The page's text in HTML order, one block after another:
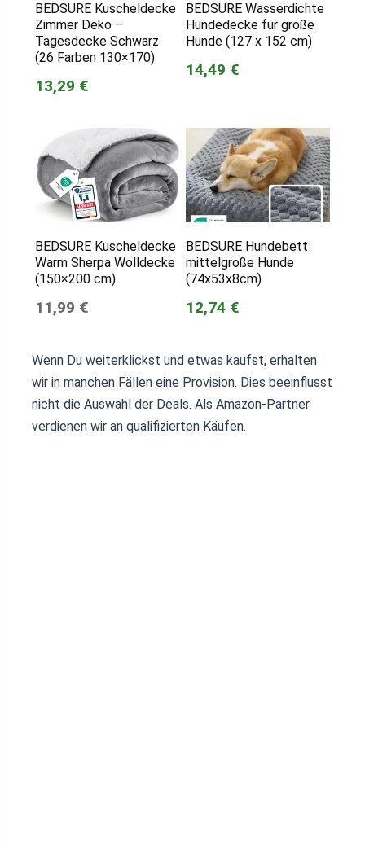
BEDSURE Kuscheldecke
Zimmer Deko –
Tagesdecke Schwarz
(26 Farben 130×170)
13,29 €
BEDSURE Wasserdichte
Hundedecke für große
Hunde (127 x 152 cm)
14,49 €
BEDSURE Kuscheldecke
Warm Sherpa Wolldecke
(150×200 cm)
11,99 €
BEDSURE Hundebett
mittelgroße Hunde
(74x53x8cm)
12,74 €
Wenn Du weiterklickst und etwas kaufst, erhalten
wir in manchen Fällen eine Provision. Dies beeinflusst
nicht die Auswahl der Deals. Als Amazon-Partner
verdienen wir an qualifizierten Käufen.